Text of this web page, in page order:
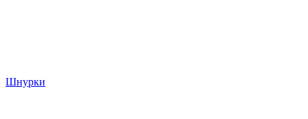
Шнурки